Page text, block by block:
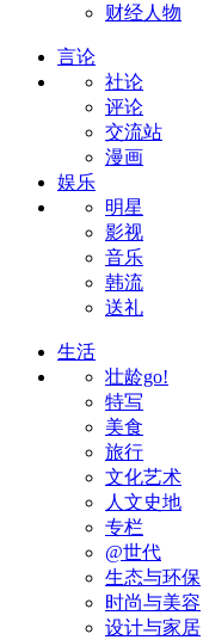
财经人物
言论
社论
评论
交流站
漫画
娱乐
明星
影视
音乐
韩流
送礼
生活
壮龄go!
特写
美食
旅行
文化艺术
人文史地
专栏
@世代
生态与环保
时尚与美容
设计与家居